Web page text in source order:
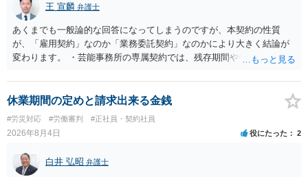
王 宣麟 弁護士
あくまでも一般論的な回答になってしまうのですが、本契約の性質
が、「雇用契約」なのか「業務委託契約」なのかにより大きく結論が
変わります。 ・芸能事務所の専属契約では、残存期間や報酬額、投下
務上よくあるからといって当然に適法という意味ではなく、実際の損
害との対応関係や合理性が重要です。 ・違約金に上限がなくても、常
に有効になるわけではありません。契約が労働契約に近い実態なら労
基法16条で無効となる余地があり、そうでなくても、金額が事務所の
損害と比べて過大なら無効や減額が争点になります。 ・契約前の修正
交渉は一般的です。 交渉の方向としては、上限額を設ける、実損害ベ
ースにする、算定根拠を明確化する、違約金ではなく「合理的な実
休業期間の定めと請求出来る金銭
#労災対応 #労働審判 #正社員・契約社員
2026年8月4日 役にたった 2
白井 弘昭 弁護士